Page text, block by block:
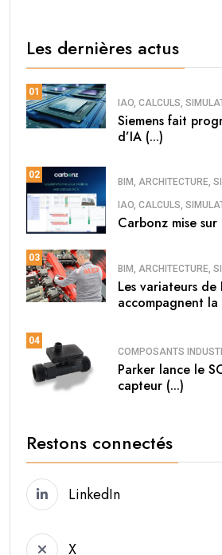
Les dernières actus
01
IAO, CALCULS,
Siemens fait
d’IA (...)
02
BIM, ARCHITECTURE,
IAO, CALCULS,
Carbonz mise
03
BIM, ARCHITECTURE,
Les variateurs de
accompagnent la
04
COMPOSANTS
Parker lance le
capteur (...)
Restons connectés
LinkedIn
X